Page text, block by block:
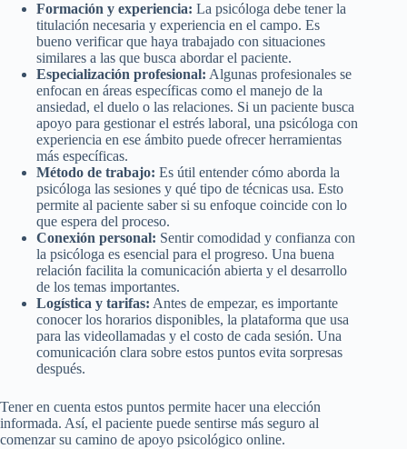
Formación y experiencia: La psicóloga debe tener la
titulación necesaria y experiencia en el campo. Es
bueno verificar que haya trabajado con situaciones
similares a las que busca abordar el paciente.
Especialización profesional: Algunas profesionales se
enfocan en áreas específicas como el manejo de la
ansiedad, el duelo o las relaciones. Si un paciente busca
apoyo para gestionar el estrés laboral, una psicóloga con
experiencia en ese ámbito puede ofrecer herramientas
más específicas.
Método de trabajo: Es útil entender cómo aborda la
psicóloga las sesiones y qué tipo de técnicas usa. Esto
permite al paciente saber si su enfoque coincide con lo
que espera del proceso.
Conexión personal: Sentir comodidad y confianza con
la psicóloga es esencial para el progreso. Una buena
relación facilita la comunicación abierta y el desarrollo
de los temas importantes.
Logística y tarifas: Antes de empezar, es importante
conocer los horarios disponibles, la plataforma que usa
para las videollamadas y el costo de cada sesión. Una
comunicación clara sobre estos puntos evita sorpresas
después.
Tener en cuenta estos puntos permite hacer una elección
informada. Así, el paciente puede sentirse más seguro al
comenzar su camino de apoyo psicológico online.